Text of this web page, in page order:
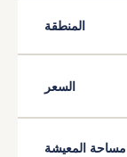
المنطقة
السعر
مساحة المعيشة